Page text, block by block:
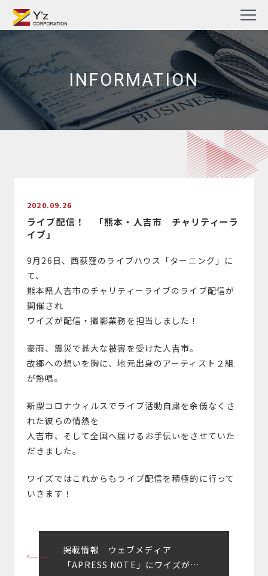
Skip
to
content
TV番組・企業PR動画・Web動画制作の株式会社ワイズ
INFORMATION
2020.09.26
ライブ配信！ 「熊本・人吉市 チャリティーラ
イブ」
9月26日、西荻窪のライブハウス「ターニング」に
て、
熊本県人吉市のチャリティーライブのライブ配信が
開催され
ワイズが配信・撮影業務を担当しました！
豪雨、震災で甚大な被害を受けた人吉市。
故郷への想いを胸に、地元出身のアーティスト２組
が熱唱。
新型コロナウィルスでライブ活動自粛を余儀なくさ
れた彼らの情熱を
人吉市、そして全国へ届けるお手伝いをさせていた
だきました。
ワイズではこれからもライブ配信を積極的に行って
いきます！
稿
掲載情報 ウェブメディア
「APRESS NOTE」にワイズが掲